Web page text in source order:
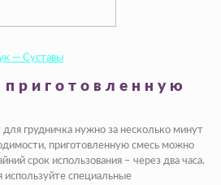
— Суставы
для грудничка нужно за несколько минут
приготовленную смесь можно
срок использования – через два часа.
используйте специальные